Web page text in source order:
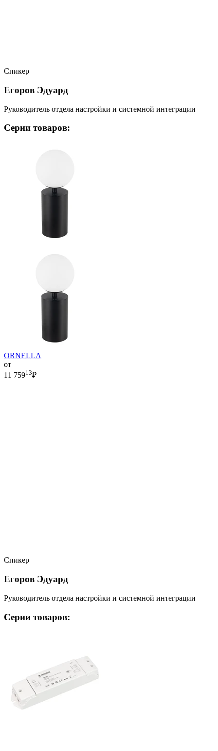
Спикер
Егоров Эдуард
Руководитель отдела настройки и системной интеграции
Серии товаров:
ORNELLA
от
11 75913₽
Спикер
Егоров Эдуард
Руководитель отдела настройки и системной интеграции
Серии товаров: